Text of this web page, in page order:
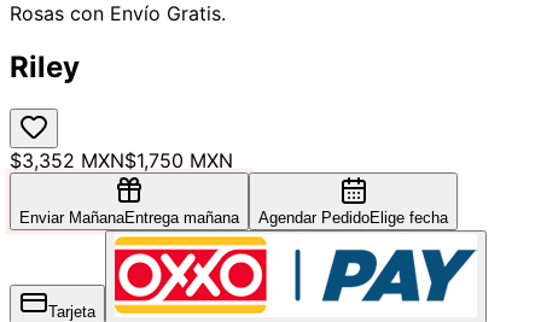
Rosas con Envío Gratis.
Riley
$3,352 MXN$1,750 MXN
Enviar MañanaEntrega mañana Agendar PedidoElige fecha
Tarjeta